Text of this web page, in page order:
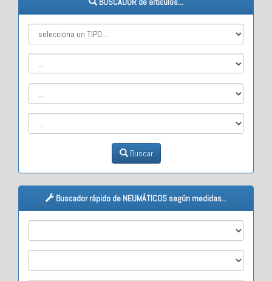
Buscar
Buscador rápido de NEUMÁTICOS según medidas...